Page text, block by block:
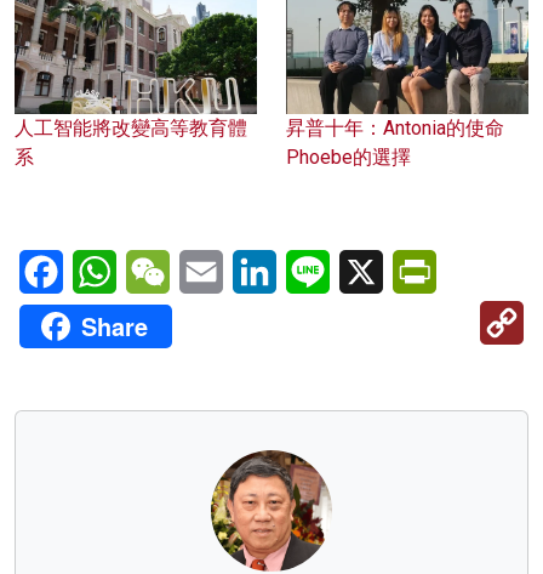
人工智能將改變高等教育體
系
昇普十年：Antonia的使命
Phoebe的選擇
FacebookWhatsAppWeChatEmail LinkedInLine X
Share